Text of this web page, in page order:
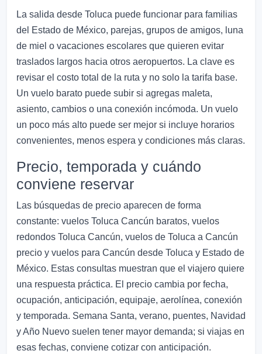
La salida desde Toluca puede funcionar para familias
del Estado de México, parejas, grupos de amigos, luna
de miel o vacaciones escolares que quieren evitar
traslados largos hacia otros aeropuertos. La clave es
revisar el costo total de la ruta y no solo la tarifa base.
Un vuelo barato puede subir si agregas maleta,
asiento, cambios o una conexión incómoda. Un vuelo
un poco más alto puede ser mejor si incluye horarios
convenientes, menos espera y condiciones más claras.
Precio, temporada y cuándo
conviene reservar
Las búsquedas de precio aparecen de forma
constante: vuelos Toluca Cancún baratos, vuelos
redondos Toluca Cancún, vuelos de Toluca a Cancún
precio y vuelos para Cancún desde Toluca y Estado de
México. Estas consultas muestran que el viajero quiere
una respuesta práctica. El precio cambia por fecha,
ocupación, anticipación, equipaje, aerolínea, conexión
y temporada. Semana Santa, verano, puentes, Navidad
y Año Nuevo suelen tener mayor demanda; si viajas en
esas fechas, conviene cotizar con anticipación.